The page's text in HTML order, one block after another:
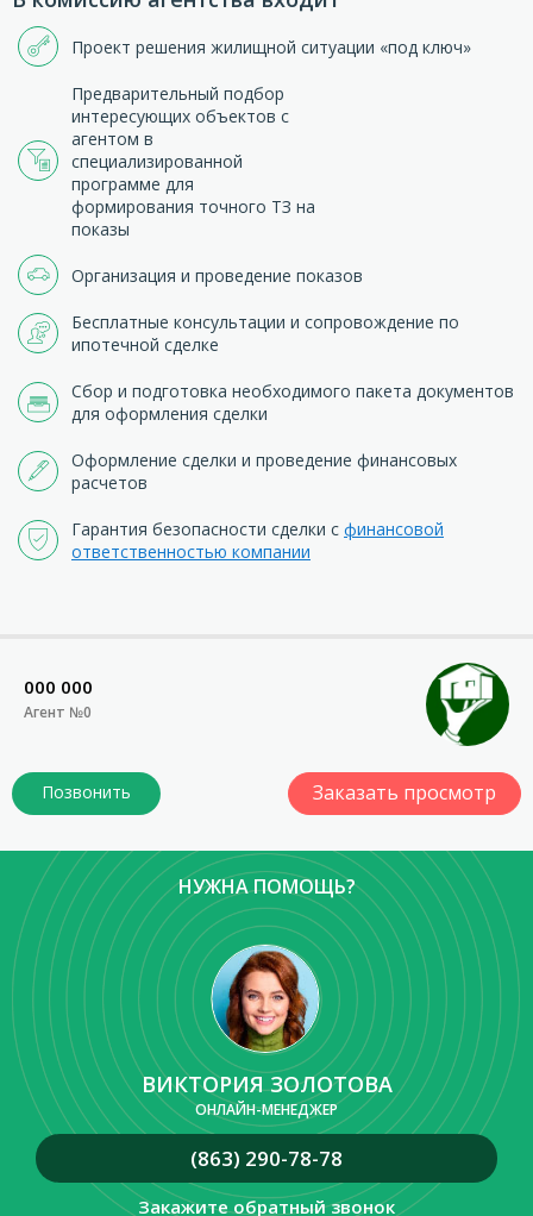
Проект решения жилищной ситуации «под ключ»
Предварительный подбор
интересующих объектов с
агентом в
специализированной
программе для
формирования точного ТЗ на
показы
Организация и проведение показов
Бесплатные консультации и сопровождение по
ипотечной сделке
Сбор и подготовка необходимого пакета документов
для оформления сделки
Оформление сделки и проведение финансовых
расчетов
Гарантия безопасности сделки с финансовой
ответственностью компании
000 000
Агент №0
Заказать просмотр
НУЖНА ПОМОЩЬ?
ВИКТОРИЯ ЗОЛОТОВА
ОНЛАЙН-МЕНЕДЖЕР
(863) 290-78-78
Закажите обратный звонок